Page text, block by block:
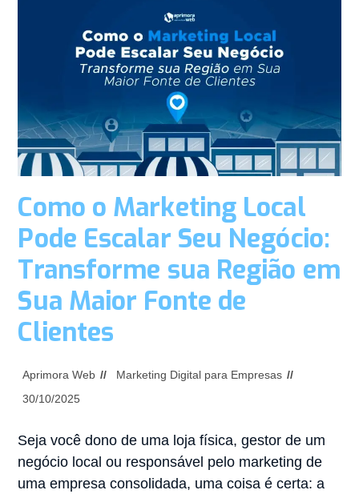
Como o Marketing Local
Pode Escalar Seu Negócio:
Transforme sua Região em
Sua Maior Fonte de
Clientes
Aprimora Web
Marketing Digital para Empresas
30/10/2025
Seja você dono de uma loja física, gestor de um
negócio local ou responsável pelo marketing de
uma empresa consolidada, uma coisa é certa: a